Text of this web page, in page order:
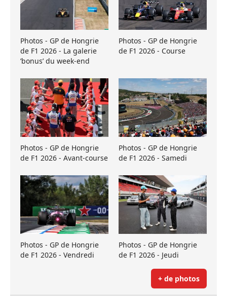
Photos - GP de Hongrie
de F1 2026 - La galerie
’bonus’ du week-end
Photos - GP de Hongrie
de F1 2026 - Course
Photos - GP de Hongrie
de F1 2026 - Avant-course
Photos - GP de Hongrie
de F1 2026 - Samedi
Photos - GP de Hongrie
de F1 2026 - Vendredi
Photos - GP de Hongrie
de F1 2026 - Jeudi
+ de photos